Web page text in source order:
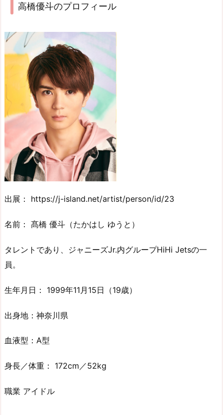
高橋優斗のプロフィール
出展： https://j-island.net/artist/person/id/23
名前： 髙橋 優斗（たかはし ゆうと）
タレントであり、ジャニーズJr.内グループHiHi Jetsの一
員。
生年月日： 1999年11月15日（19歳）
出身地：神奈川県
血液型：A型
身長／体重： 172cm／52kg
職業 アイドル